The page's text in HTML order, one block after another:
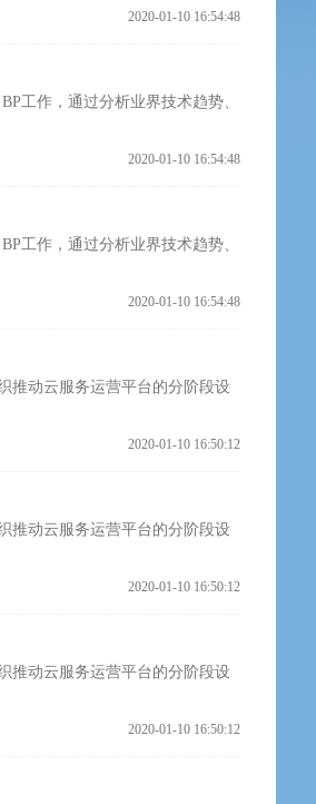
2020-01-10 16:54:48
工作，通过分析业界技术趋势、
2020-01-10 16:54:48
工作，通过分析业界技术趋势、
2020-01-10 16:54:48
推动云服务运营平台的分阶段设
2020-01-10 16:50:12
推动云服务运营平台的分阶段设
2020-01-10 16:50:12
推动云服务运营平台的分阶段设
2020-01-10 16:50:12